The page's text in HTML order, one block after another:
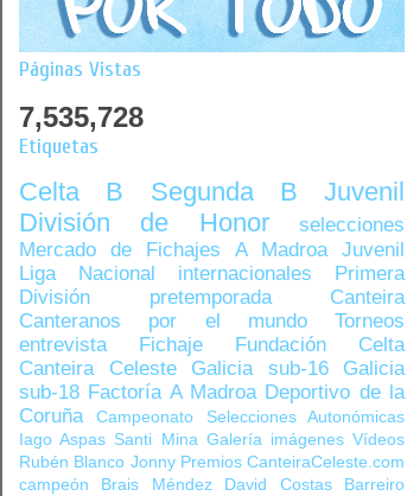
Páginas Vistas
7,535,728
Etiquetas
Celta B Segunda B
Juvenil
División de Honor
selecciones
Mercado de Fichajes
A Madroa
Juvenil
Liga Nacional
internacionales
Primera
División
pretemporada
Canteira
Canteranos por el mundo
Torneos
entrevista
Fichaje
Fundación Celta
Canteira Celeste
Galicia sub-16
Galicia
sub-18 Factoría A Madroa Deportivo de la
Coruña
Campeonato Selecciones Autonómicas
Iago Aspas Santi Mina Galería imágenes Vídeos
Rubén Blanco Jonny Premios CanteiraCeleste.com
campeón
Brais Méndez David Costas
Barreiro